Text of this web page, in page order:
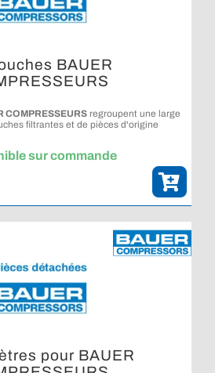
BAUER
COMPRESSEURS regroupent une large
filtrantes et de pièces d'origine
sur commande
pour BAUER